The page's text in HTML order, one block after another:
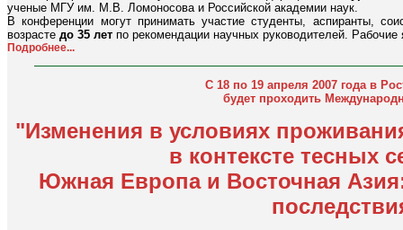
ученые МГУ им. М.В. Ломоносова и Российской академии наук.
В конференции могут принимать участие студенты, аспиранты,
возрасте до 35 лет по рекомендации научных руководителей.
Подробнее...
С 18 по 19 апреля 2007 года в
будет проходить
"Изменения в условиях
в контексте тесных
Южная Европа и Восточная